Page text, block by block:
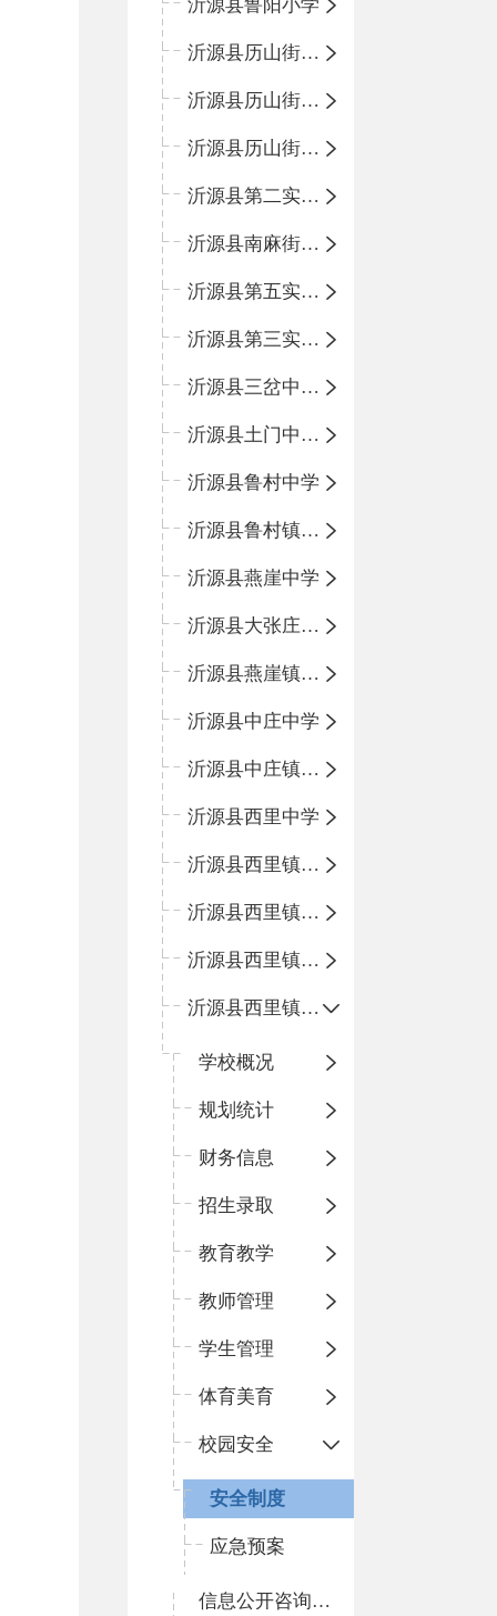
沂源县鲁阳小学
沂源县历山街道办事处振兴路小学
沂源县历山街道办事处荆山路小学
沂源县历山街道办事处鲁山路小学
沂源县第二实验中学
沂源县南麻街道办事处中心小学
沂源县第五实验小学
沂源县第三实验小学
沂源县三岔中心学校
沂源县土门中心学校
沂源县鲁村中学
沂源县鲁村镇中心小学
沂源县燕崖中学
沂源县大张庄中心学校
沂源县燕崖镇中心小学
沂源县中庄中学
沂源县中庄镇中心小学
沂源县西里中学
沂源县西里镇中心小学
沂源县西里镇柳枝峪回民小学
沂源县西里镇金星完全小学
沂源县西里镇团圆小学
学校概况
规划统计
财务信息
招生录取
教育教学
教师管理
学生管理
体育美育
校园安全
安全制度
应急预案
信息公开咨询指南